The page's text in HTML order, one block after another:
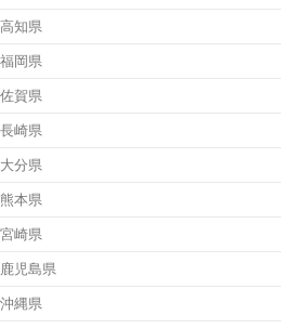
高知県
福岡県
佐賀県
長崎県
大分県
熊本県
宮崎県
鹿児島県
沖縄県